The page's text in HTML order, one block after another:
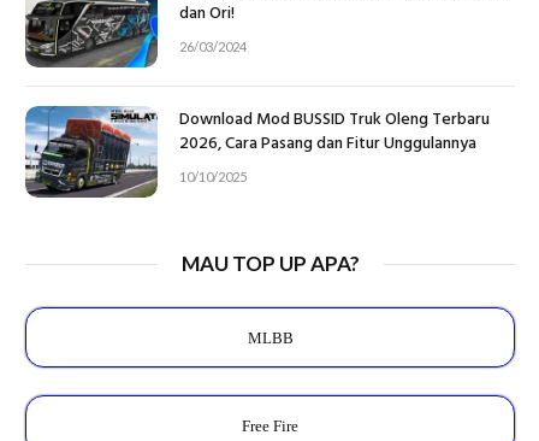
dan Ori!
26/03/2024
Download Mod BUSSID Truk Oleng Terbaru
2026, Cara Pasang dan Fitur Unggulannya
10/10/2025
MAU TOP UP APA?
MLBB
Free Fire